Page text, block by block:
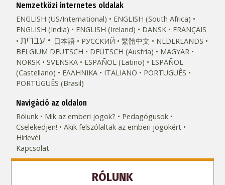
Nemzetközi internetes oldalak
ENGLISH (US/International)
ENGLISH (South Africa)
ENGLISH (India)
ENGLISH (Ireland) DANSK FRANÇAIS
עברית 日本語 РУССКИЙ 繁體中文
NEDERLANDS
BELGIUM DEUTSCH DEUTSCH (Austria)
MAGYAR
NORSK
SVENSKA ESPAÑOL (Latino)
ESPAÑOL
(Castellano)
ΕΛΛΗΝΙΚA ITALIANO
PORTUGUÊS
PORTUGUÊS (Brasil)‎
Navigáció az oldalon
Rólunk
Mik az emberi jogok?
Pedagógusok
Cselekedjen!
Akik felszólaltak az emberi jogokért
Hírlevél
Kapcsolat
RÓLUNK